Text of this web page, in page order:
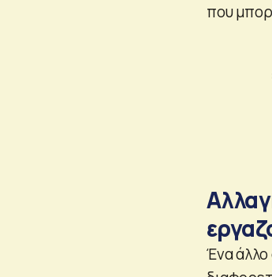
που
Ένα άλλο